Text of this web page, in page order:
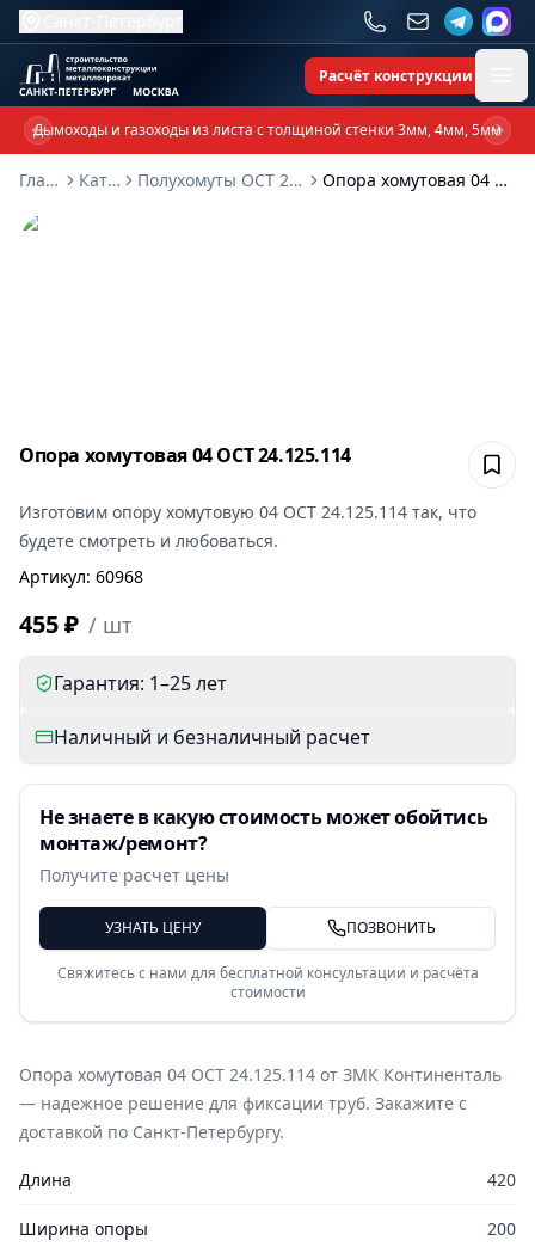
Расчёт конструкции
Дымоходы и газоходы из листа с толщиной стенки 3мм, 4мм, 5мм
Previous slide
Главная
Каталог Полухомуты ОСТ 24-125-114-01 Опора хомутовая 04 ОСТ 24.125.114
Опора хомутовая 04 ОСТ 24.125.114
Изготовим опору хомутовую 04 ОСТ 24.125.114 так, что
будете смотреть и любоваться.
Артикул: 60968
455 ₽ / шт
Гарантия: 1–25 лет
Наличный и безналичный расчет
Не знаете в какую стоимость может обойтись
монтаж/ремонт?
Получите расчет цены
УЗНАТЬ ЦЕНУ ПОЗВОНИТЬ
Свяжитесь с нами для бесплатной консультации и расчёта
стоимости
Опора хомутовая 04 ОСТ 24.125.114 от ЗМК Континенталь
— надежное решение для фиксации труб. Закажите с
доставкой по Санкт-Петербургу.
Длина 420
Ширина опоры 200